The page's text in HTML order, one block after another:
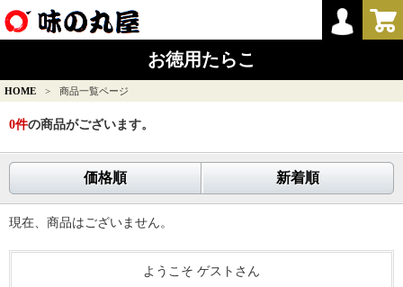
お徳用たらこ
HOME > 商品一覧ページ
0件の商品がございます。
価格順 新着順
現在、商品はございません。
ようこそ ゲストさん